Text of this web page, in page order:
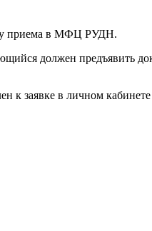
приема в МФЦ РУДН.
должен предъявить
к заявке в личном